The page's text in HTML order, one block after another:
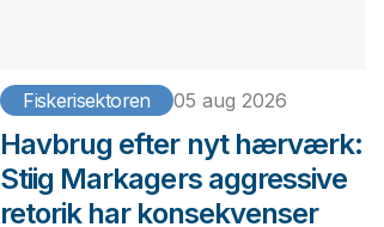
Fiskerisektoren 05 aug 2026
Havbrug efter nyt hærværk:
Stiig Markagers aggressive
retorik har konsekvenser